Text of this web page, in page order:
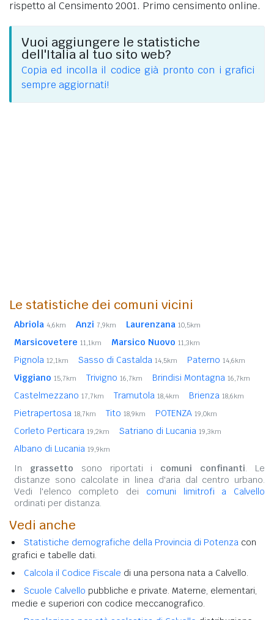
rispetto al Censimento 2001. Primo censimento online.
Vuoi aggiungere le statistiche
dell'Italia al tuo sito web?
Copia ed incolla il codice già pronto con i grafici
sempre aggiornati!
Le statistiche dei comuni vicini
Abriola 4,6km Anzi 7,9km Laurenzana 10,5km
Marsicovetere 11,1km Marsico Nuovo 11,3km
Pignola 12,1km Sasso di Castalda 14,5km Paterno 14,6km
Viggiano 15,7km Trivigno 16,7km Brindisi Montagna 16,7km
Castelmezzano 17,7km Tramutola 18,4km Brienza 18,6km
Pietrapertosa 18,7km Tito 18,9km POTENZA 19,0km
Corleto Perticara 19,2km Satriano di Lucania 19,3km
Albano di Lucania 19,9km
In grassetto sono riportati i comuni confinanti. Le
distanze sono calcolate in linea d'aria dal centro urbano.
Vedi l'elenco completo dei comuni limitrofi a Calvello
ordinati per distanza.
Vedi anche
Statistiche demografiche della Provincia di Potenza con
grafici e tabelle dati.
Calcola il Codice Fiscale di una persona nata a Calvello.
Scuole Calvello pubbliche e private. Materne, elementari,
medie e superiori con codice meccanografico.